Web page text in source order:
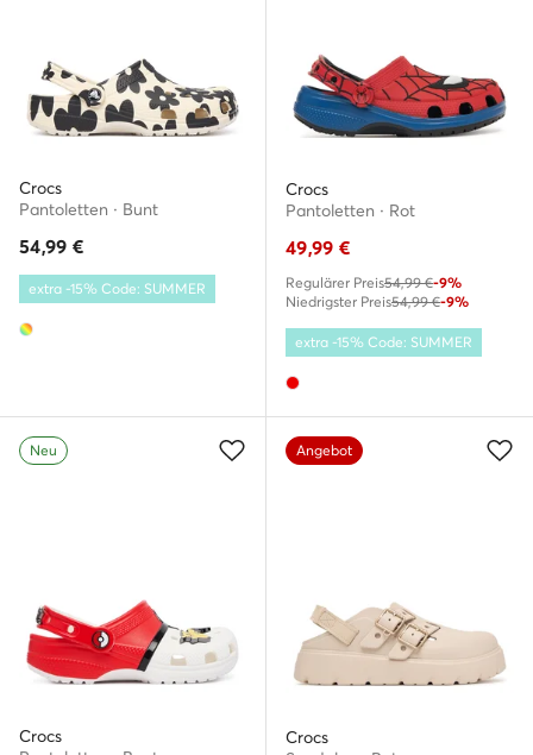
Crocs
Pantoletten · Bunt
54,99 €
extra -15% Code: SUMMER
Crocs
Pantoletten · Rot
49,99 €
Regulärer Preis54,99 €-9%
Niedrigster Preis54,99 €-9%
extra -15% Code: SUMMER
Neu
Crocs
Angebot
Crocs